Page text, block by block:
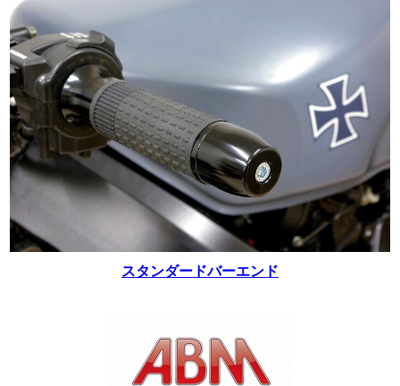
スタンダードバーエンド